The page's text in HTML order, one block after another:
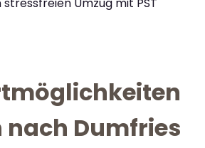
nach Dumfries